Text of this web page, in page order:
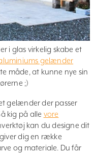
i glas virkelig skabe et
gelænder
måde, at kunne nye sin
;)
gelænder der passer
kig på alle vore
kan du designe dit
dig en række
og materiale. Du får